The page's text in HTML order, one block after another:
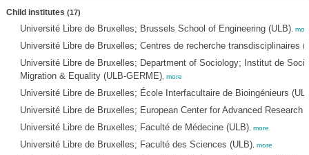
Child institutes (17)
Université Libre de Bruxelles; Brussels School of Engineering (ULB),
Université Libre de Bruxelles; Centres de recherche transdisciplinaires
Université Libre de Bruxelles; Department of Sociology; Institut de
Migration & Equality (ULB-GERME), more
Université Libre de Bruxelles; École Interfacultaire de Bioingénieurs
Université Libre de Bruxelles; European Center for Advanced
Université Libre de Bruxelles; Faculté de Médecine (ULB), more
Université Libre de Bruxelles; Faculté des Sciences (ULB), more